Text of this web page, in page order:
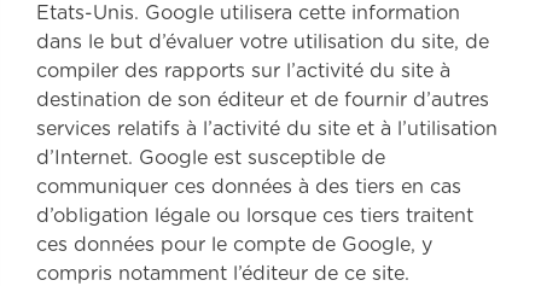
Etats-Unis. Google utilisera cette information
dans le but d’évaluer votre utilisation du site, de
compiler des rapports sur l’activité du site à
destination de son éditeur et de fournir d’autres
services relatifs à l’activité du site et à l’utilisation
d’Internet. Google est susceptible de
communiquer ces données à des tiers en cas
d’obligation légale ou lorsque ces tiers traitent
ces données pour le compte de Google, y
compris notamment l’éditeur de ce site.